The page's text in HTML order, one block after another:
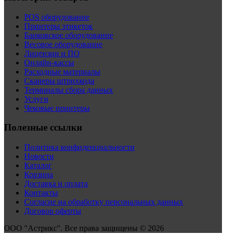
POS оборудование
Принтеры этикеток
Банковское оборудование
Весовое оборудование
Лицензии и ПО
Онлайн-кассы
Расходные материалы
Сканеры штрихкода
Терминалы сбора данных
Услуги
Чековые принтеры
Полезные ссылки
Политика конфиденциальности
Новости
Каталог
Корзина
Доставка и оплата
Контакты
Согласие на обработку персональных данных
Договор оферты
ООО "Астрикс". Все права защищены © 2026